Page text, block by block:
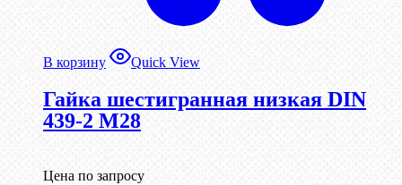
В корзину Quick View
Гайка шестигранная низкая DIN
439-2 М28
Цена по запросу